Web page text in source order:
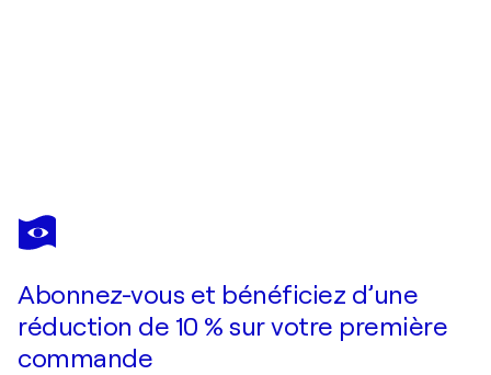
JOËLLE KEM LIKA
Symphonie 19
Abonnez-vous et bénéficiez d’une
réduction de 10 % sur votre première
commande